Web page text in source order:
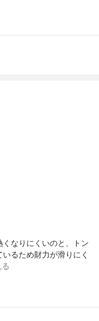
なりにくいのと、トン
るため財力が滑りにく